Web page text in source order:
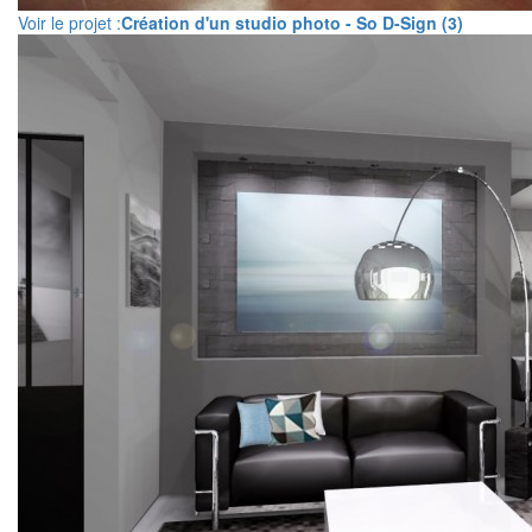
Voir le projet :Création d'un studio photo - So D-Sign (3)